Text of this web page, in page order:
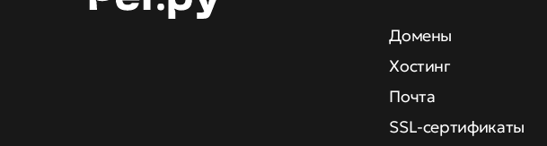
Домены
Хостинг
Почта
SSL-сертификаты